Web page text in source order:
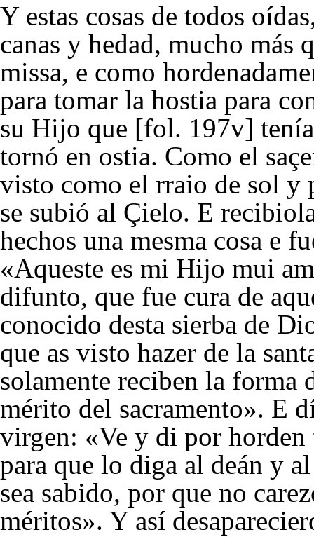
Y estas cosas de todos
canas y hedad, mucho más
missa, e como
para tomar la hostia para
su Hijo que [fol. 197v]
tornó en ostia. Como el
visto como el rraio de sol y
se subió al Çielo. E
hechos una mesma cosa e
«Aqueste es mi Hijo mui
difunto, que fue cura de
conocido desta sierba de
que as visto hazer de la
solamente reciben la forma
mérito del sacramento». E
virgen: «Ve y di por
para que lo diga al deán y
sea sabido, por que no
méritos». Y así